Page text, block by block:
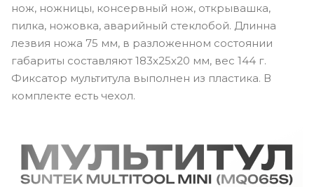
нож, ножницы, консервный нож, открывашка,
пилка, ножовка, аварийный стеклобой. Длинна
лезвия ножа 75 мм, в разложенном состоянии
габариты составляют 183х25х20 мм, вес 144 г.
Фиксатор мультитула выполнен из пластика. В
комплекте есть чехол.